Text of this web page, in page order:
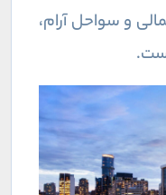
و سواحل آرام،